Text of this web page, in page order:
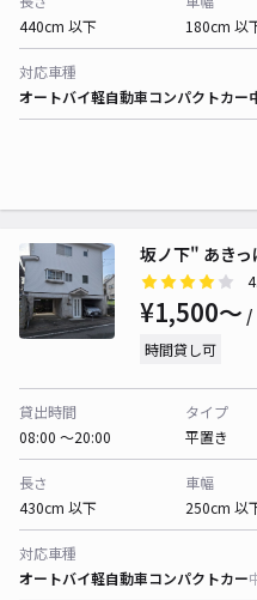
440cm 以下
180cm 以
対応車種
オートバイ軽自動車コンパクトカー
坂ノ下" あきっ
¥1,500〜 /
時間貸し可
貸出時間
08:00 〜20:00
タイプ
平置き
長さ
430cm 以下
車幅
250cm 以
対応車種
オートバイ軽自動車コンパクトカー